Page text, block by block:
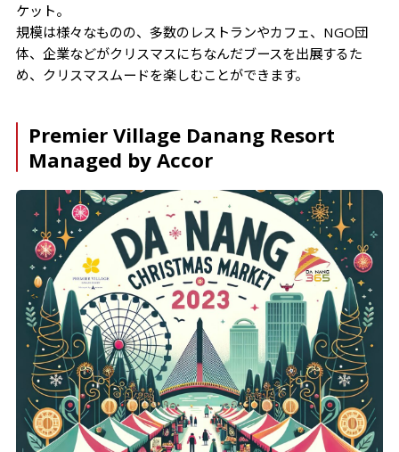
ケット。
規模は様々なものの、多数のレストランやカフェ、NGO団
体、企業などがクリスマスにちなんだブースを出展するた
め、クリスマスムードを楽しむことができます。
Premier Village Danang Resort
Managed by Accor